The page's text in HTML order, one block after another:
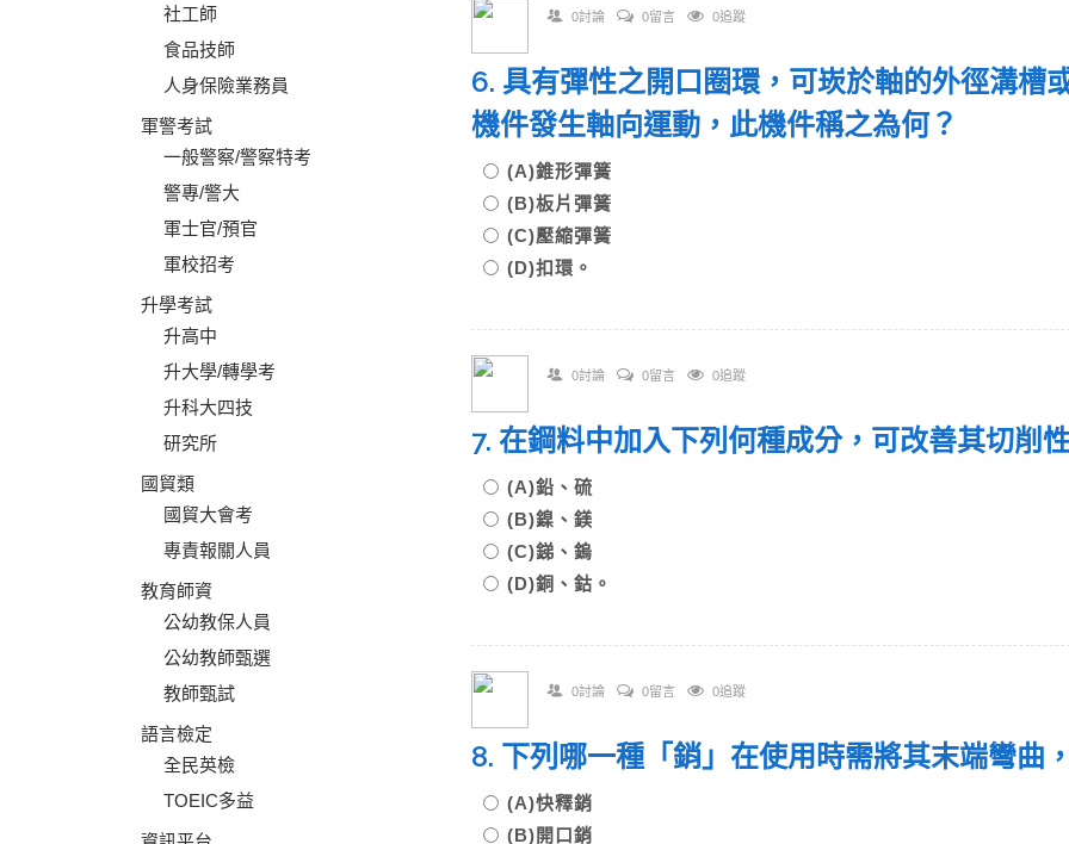
社工師
食品技師
人身保險業務員
軍警考試
一般警察/警察特考
警專/警大
軍士官/預官
軍校招考
升學考試
升高中
升大學/轉學考
升科大四技
研究所
國貿類
國貿大會考
專責報關人員
教育師資
公幼教保人員
公幼教師甄選
教師甄試
語言檢定
全民英檢
TOEIC多益
0討論 0留言 0追蹤
6. 具有彈性之開口圈環，可崁於軸的外徑溝槽
機件發生軸向運動，此機件稱之為何？
(A)錐形彈簧
(B)板片彈簧
(C)壓縮彈簧
(D)扣環。
0討論 0留言 0追蹤
7. 在鋼料中加入下列何種成分，可改善其切削
(A)鉛、硫
(B)鎳、鎂
(C)銻、鎢
(D)銅、鈷。
0討論 0留言 0追蹤
8. 下列哪一種「銷」在使用時需將其末端彎曲
(A)快釋銷
(B)開口銷